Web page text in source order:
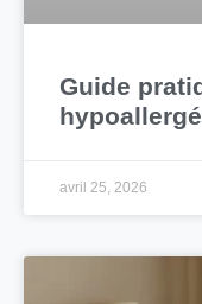
Guide
avril 25, 2026